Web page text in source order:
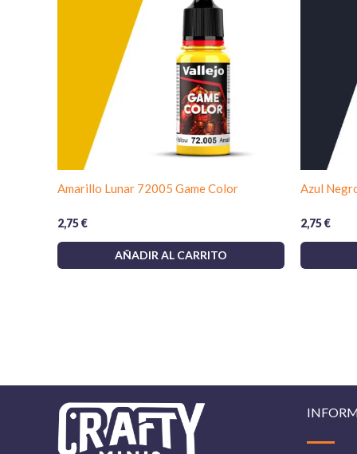
Amarillo Lunar 72005 Game Color
2,75€
AÑADIR AL CARRITO
Azul
2,75€